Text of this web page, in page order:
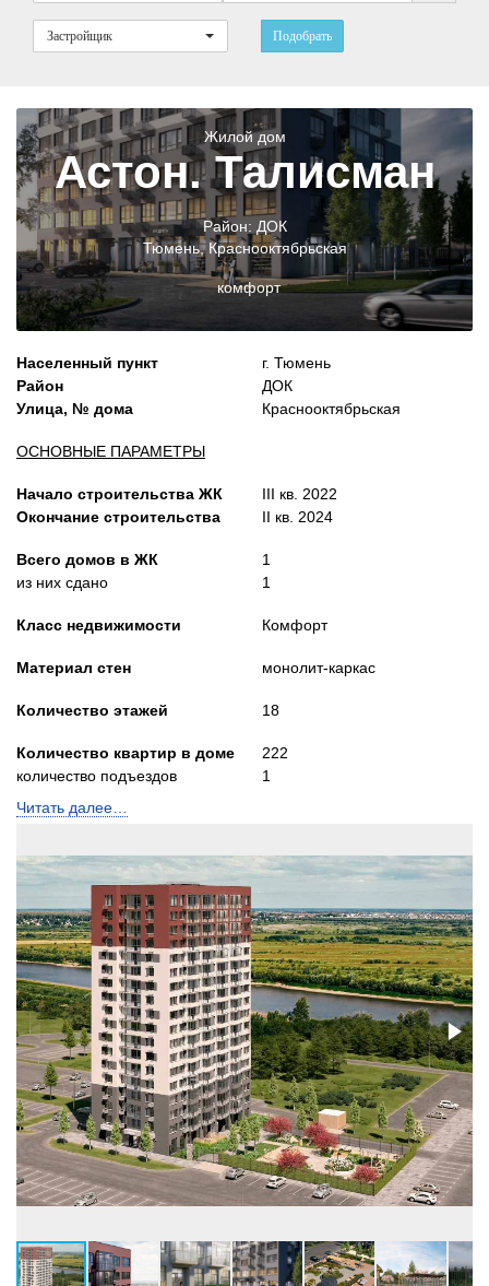
Застройщик Подобрать
Жилой дом
Астон. Талисман
Район: ДОК
Тюмень,Краснооктябрьская
комфорт
Населенный пункт
Район
Улица, № дома
ОСНОВНЫЕ ПАРАМЕТРЫ
Начало строительства ЖК
Окончание строительства
Всего домов в ЖК
из них сдано
Класс недвижимости
Материал стен
Количество этажей
Количество квартир в доме
количество подъездов
Лифты
Высота потолков, м
г. Тюмень
ДОК
Краснооктябрьская
III кв. 2022
II кв. 2024
1
1
Комфорт
монолит-каркас
18
222
1
2,74-3,34
Застройщик
Бренд
Телефон консультанта
ООО СЗ Астон. Талисман
Астон
Читать далее…